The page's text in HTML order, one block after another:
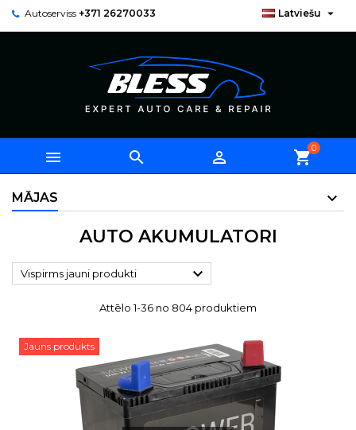
Autoserviss +371 26270033 Latviešu 
   shopping_cart0
MĀJAS
AUTO AKUMULATORI
Vispirms jauni produkti 
Attēlo 1-36 no 804 produktiem
Jauns produkts